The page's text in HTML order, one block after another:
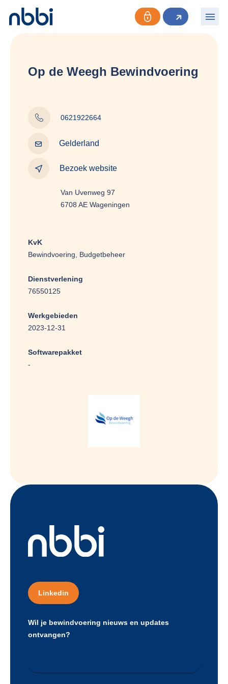
Op de Weegh Bewindvoering
0621922664
Gelderland
Bezoek website
Van Uvenweg 97
6708 AE Wageningen
KvK
Bewindvoering, Budgetbeheer
Dienstverlening
76550125
Werkgebieden
2023-12-31
Softwarepakket
-
Linkedin
Wil je bewindvoering nieuws en updates
ontvangen?